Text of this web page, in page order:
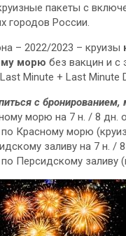
пакеты с
городов России.
– 2022/2023 – круизы
морю без вакцин и с
Minute + Last Minute
с бронированием,
морю на 7 н. / 8 дн.
Красному морю
заливу на 7 н. /
Персидскому заливу